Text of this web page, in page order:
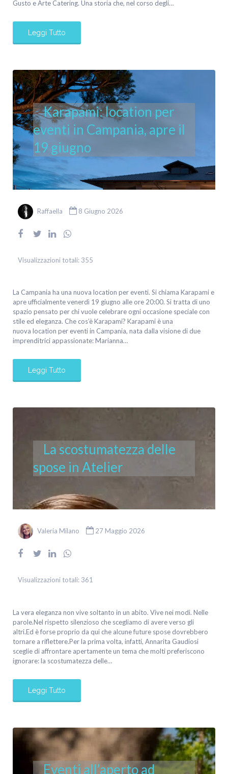
Gusto e Arte Catering. Una storia che, nel corso degli…
Leggi Tutto
Karapami: location per
eventi in Campania, apre il
19 giugno
Raffaella 8 Giugno 2026
Visualizzazioni totali: 355
La Campania ha una nuova location per eventi. Si chiama Karapami e
apre ufficialmente venerdì 19 giugno alle ore 20:00. Si tratta di uno
spazio pensato per chi vuole celebrare ogni occasione speciale con
stile ed eleganza. Che cos’è Karapami? Karapami è una
nuova location per eventi in Campania, nata dalla visione di due
imprenditrici appassionate: Marianna…
Leggi Tutto
La scostumatezza delle
spose in Atelier
Valeria Milano 27 Maggio 2026
Visualizzazioni totali: 361
La vera eleganza non vive soltanto in un abito. Vive nei modi. Nelle
parole.Nel rispetto silenzioso che scegliamo di avere verso gli
altri.Ed è forse proprio da qui che alcune future spose dovrebbero
tornare a riflettere.Per la prima volta, infatti, Annarita Gaudiosi
sceglie di affrontare apertamente un tema che molti preferiscono
ignorare: la scostumatezza delle…
Leggi Tutto
Eventi all’aperto ad